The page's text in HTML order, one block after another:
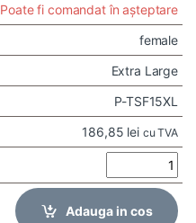
Poate fi comandat în așteptare
female
Extra Large
P-TSF15XL
186,85 lei cu TVA
Adauga in cos